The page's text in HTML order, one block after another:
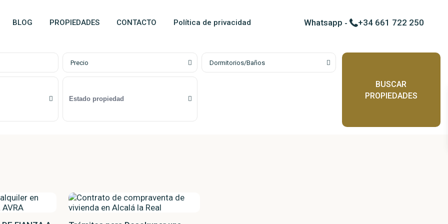
BLOG PROPIEDADES CONTACTO Política de privacidad Whatsapp Contactar por WhatsApp
- +34 661 722 250
Precio Dormitorios/Baños
BUSCAR
PROPIEDADES